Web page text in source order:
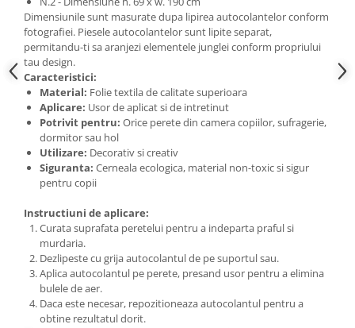
Dimensiunile sunt masurate dupa lipirea autocolantelor conform
fotografiei. Piesele autocolantelor sunt lipite separat,
permitandu-ti sa aranjezi elementele junglei conform propriului
tau design.
Caracteristici:
Material: Folie textila de calitate superioara
Aplicare: Usor de aplicat si de intretinut
Potrivit pentru: Orice perete din camera copiilor, sufragerie,
dormitor sau hol
Utilizare: Decorativ si creativ
Siguranta: Cerneala ecologica, material non-toxic si sigur
pentru copii
Instructiuni de aplicare:
Curata suprafata peretelui pentru a indeparta praful si
murdaria.
Dezlipeste cu grija autocolantul de pe suportul sau.
Aplica autocolantul pe perete, presand usor pentru a elimina
bulele de aer.
Daca este necesar, repozitioneaza autocolantul pentru a
obtine rezultatul dorit.